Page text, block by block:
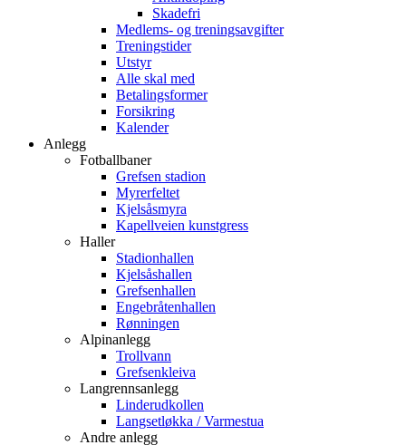
Skadefri
Medlems- og treningsavgifter
Treningstider
Utstyr
Alle skal med
Betalingsformer
Forsikring
Kalender
Anlegg
Fotballbaner
Grefsen stadion
Myrerfeltet
Kjelsåsmyra
Kapellveien kunstgress
Haller
Stadionhallen
Kjelsåshallen
Grefsenhallen
Engebråtenhallen
Rønningen
Alpinanlegg
Trollvann
Grefsenkleiva
Langrennsanlegg
Linderudkollen
Langsetløkka / Varmestua
Andre anlegg